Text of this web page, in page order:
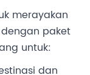
merayakan
dengan paket
untuk:
dan